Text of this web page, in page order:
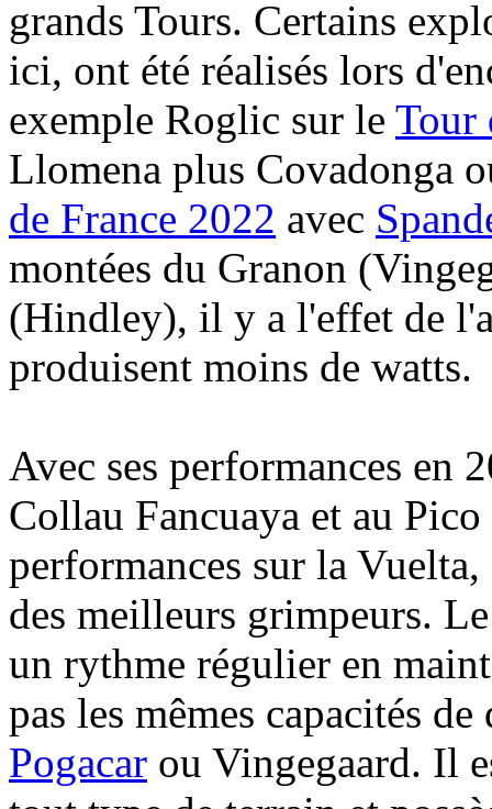
grands Tours. Certains
ici, ont été réalisés lors
exemple Roglic sur le Tour
Llomena plus Covadonga
de France 2022 avec
montées du Granon
(Hindley), il y a l'effet de
produisent moins de watts.
Avec ses performances en
Collau Fancuaya et au
performances sur la
des meilleurs grimpeurs.
un rythme régulier en
pas les mêmes capacités
Pogacar ou Vingegaard. Il